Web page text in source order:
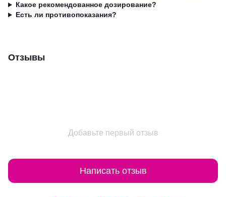
Какое рекомендованное дозирование?
Есть ли противопоказания?
Отзывы
Добавьте первый отзыв
Написать отзыв